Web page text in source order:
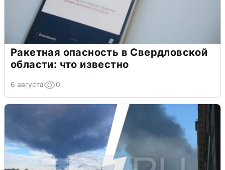
Ракетная опасность в Свердловской
области: что известно
6 августа 0